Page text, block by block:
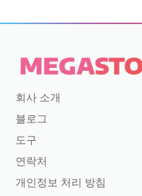
회사 소개
블로그
도구
연락처
개인정보 처리 방침